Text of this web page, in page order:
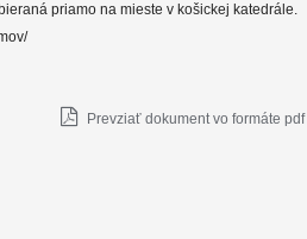
priamo na mieste v košickej katedrále.
Prevziať dokument vo formáte pdf